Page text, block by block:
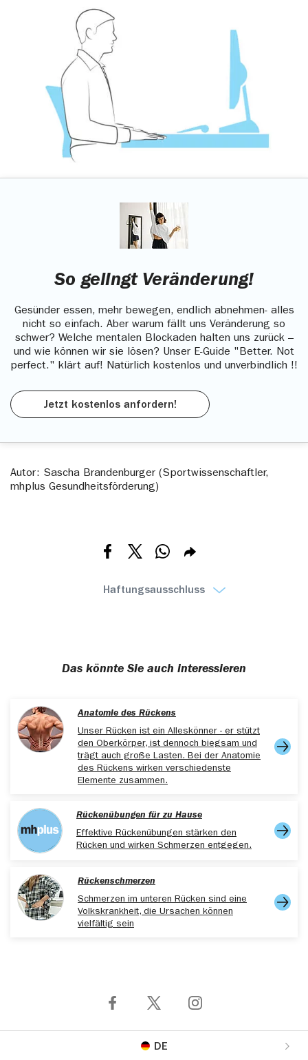
So gelingt Veränderung!
Gesünder essen, mehr bewegen, endlich abnehmen- alles
nicht so einfach. Aber warum fällt uns Veränderung so
schwer? Welche mentalen Blockaden halten uns zurück –
und wie können wir sie lösen? Unser E-Guide "Better. Not
perfect." klärt auf! Natürlich kostenlos und unverbindlich !!
Jetzt kostenlos anfordern!
Autor: Sascha Brandenburger (Sportwissenschaftler,
mhplus Gesundheitsförderung)
Teilen via Facebook
Teilen via XTeilen via Whatsapp
Teilen via E-mail
Haftungsausschluss
Das könnte Sie auch interessieren
Anatomie des Rückens
Unser Rücken ist ein Alleskönner - er stützt
den Oberkörper, ist dennoch biegsam und
trägt auch große Lasten. Bei der Anatomie
des Rückens wirken verschiedenste
Elemente zusammen.
Rückenübungen für zu Hause
Effektive Rückenübungen stärken den
Rücken und wirken Schmerzen entgegen.
Rückenschmerzen
Schmerzen im unteren Rücken sind eine
Volkskrankheit, die Ursachen können
vielfältig sein
DE